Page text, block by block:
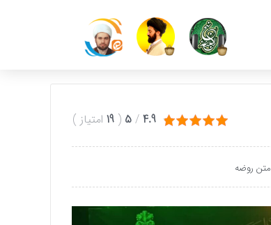
4.9
/
5
(
19 امتیاز )
متن روضه